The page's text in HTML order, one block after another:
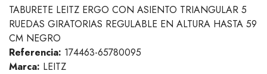
TABURETE LEITZ ERGO CON ASIENTO TRIANGULAR 5
RUEDAS GIRATORIAS REGULABLE EN ALTURA HASTA 59
CM NEGRO
Referencia: 174463-65780095
Marca: LEITZ